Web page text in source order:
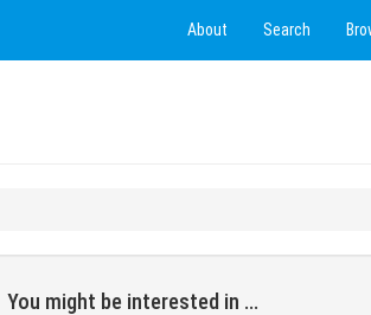
About Search
You might be interested in ...